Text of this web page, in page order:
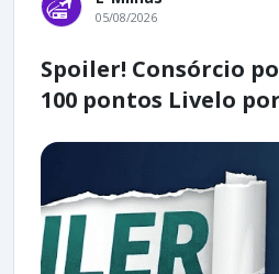
05/08/2026
Spoiler! Consórcio
100 pontos Livelo